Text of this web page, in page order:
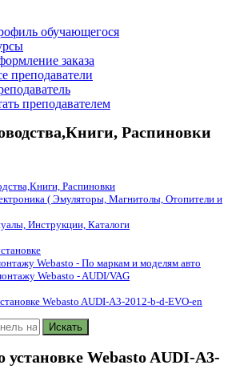
обучающегося
заказа
преподаватели
преподавателем
Распиновки
Распиновки
( Эмуляторы, Магнитолы, Отопители и
Инструкции, Каталоги
Webasto - По маркам и моделям авто
Webasto - AUDI/VAG
Webasto AUDI-A3-2012-b-d-EVO-en
Webasto AUDI-A3-